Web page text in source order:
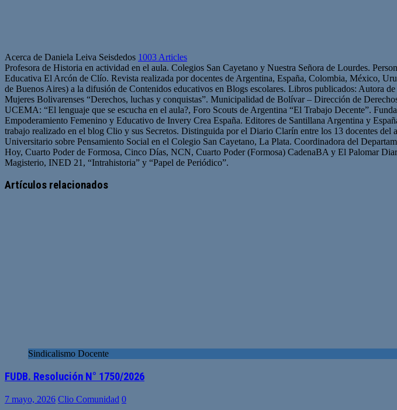
Acerca de Daniela Leiva Seisdedos 1003 Articles
Profesora de Historia en actividad en el aula. Colegios San Cayetano y Nuestra Señora de Lourdes.
Educativa El Arcón de Clío. Revista realizada por docentes de Argentina, España, Colombia, México,
de Buenos Aires) a la difusión de Contenidos educativos en Blogs escolares. Libros publicados: Autora
Mujeres Bolivarenses “Derechos, luchas y conquistas”. Municipalidad de Bolívar – Dirección de
UCEMA: “El lenguaje que se escucha en el aula?, Foro Scouts de Argentina “El Trabajo Decente”.
Empoderamiento Femenino y Educativo de Invery Crea España. Editores de Santillana Argentina y
trabajo realizado en el blog Clio y sus Secretos. Distinguida por el Diario Clarín entre los 13 docentes
Universitario sobre Pensamiento Social en el Colegio San Cayetano, La Plata. Coordinadora del
Hoy, Cuarto Poder de Formosa, Cinco Días, NCN, Cuarto Poder (Formosa) CadenaBA y El Palomar
Magisterio, INED 21, “Intrahistoria” y “Papel de Periódico”.
web
Artículos relacionados
Sindicalismo Docente
FUDB. Resolución N° 1750/2026
7 mayo, 2026 Clio Comunidad 0